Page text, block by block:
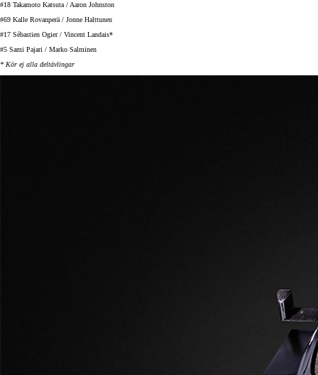
#18 Takamoto Katsuta / Aaron Johnston
#69 Kalle Rovanperä / Jonne Halttunen
#17 Sébastien Ogier / Vincent Landais*
#5 Sami Pajari / Marko Salminen
* Kör ej alla deltävlingar